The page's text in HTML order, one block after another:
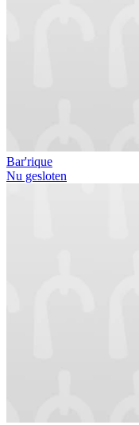
Bar'rique
Nu gesloten